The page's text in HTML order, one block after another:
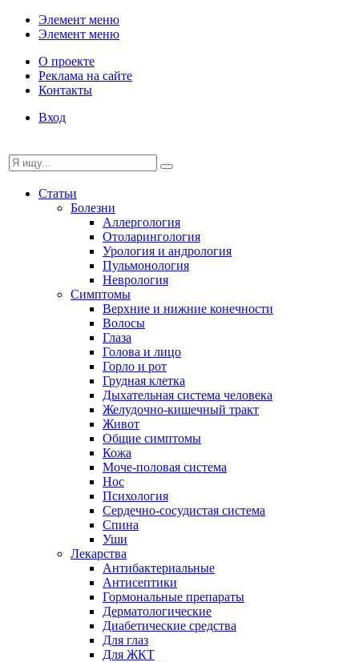
Элемент меню
Элемент меню
О проекте
Реклама на сайте
Контакты
Вход
Статьи
Болезни
Аллергология
Отоларингология
Урология и андрология
Пульмонология
Неврология
Симптомы
Верхние и нижние конечности
Волосы
Глаза
Голова и лицо
Горло и рот
Грудная клетка
Дыхательная система человека
Желудочно-кишечный тракт
Живот
Общие симптомы
Кожа
Моче-половая система
Нос
Психология
Сердечно-сосудистая система
Спина
Уши
Лекарства
Антибактериальные
Антисептики
Гормональные препараты
Дерматологические
Диабетические средства
Для глаз
Для ЖКТ